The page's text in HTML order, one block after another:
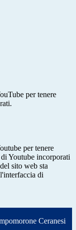
per tenere
per tenere
Youtube incorporati
sito web sta
di
Ceranesi